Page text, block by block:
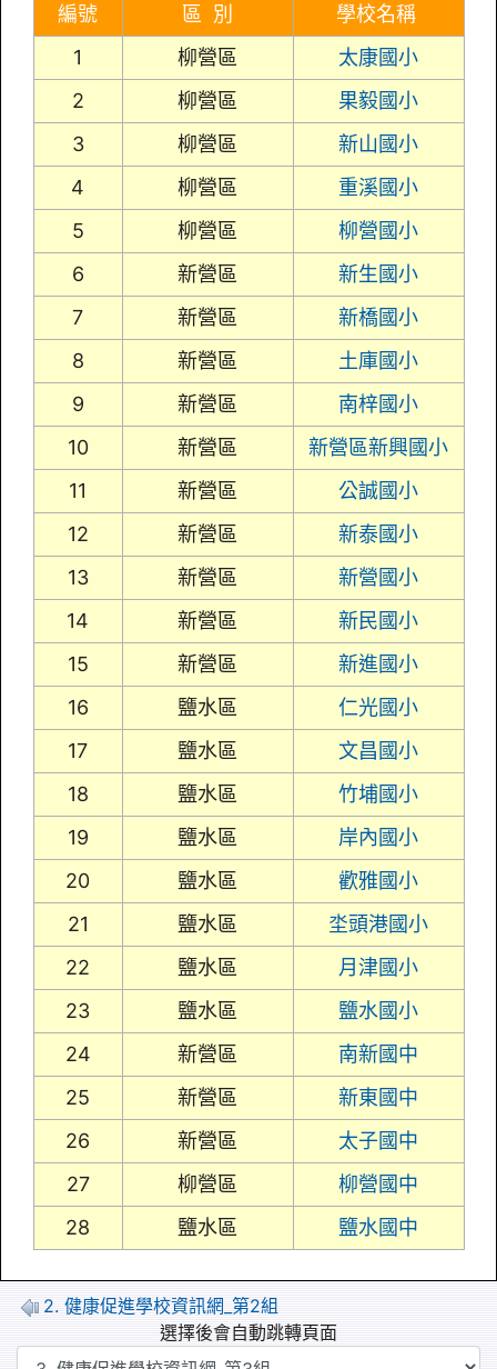
編號 區 別
學校名稱
1
柳營區
太康國小
2
柳營區
果毅國小
3
柳營區
新山國小
4
柳營區
重溪國小
5
柳營區
柳營國小
6
新營區
新生國小
7
新營區
新橋國小
8
新營區
土庫國小
9
新營區
南梓國小
10
新營區
新營區新興國小
11
新營區
公誠國小
12
新營區
新泰國小
13
新營區
新營國小
14
新營區
新民國小
15
新營區
新進國小
16
鹽水區
仁光國小
17
鹽水區
文昌國小
18
鹽水區
竹埔國小
19
鹽水區
岸內國小
20
鹽水區
歡雅國小
21
鹽水區
坔頭港國小
22
鹽水區
月津國小
23
鹽水區
鹽水國小
24
新營區
南新國中
25
新營區
新東國中
26
新營區
太子國中
27
柳營區
柳營國中
28
鹽水區 鹽水國中
2. 健康促進學校資訊網_第2組
選擇後會自動跳轉頁面